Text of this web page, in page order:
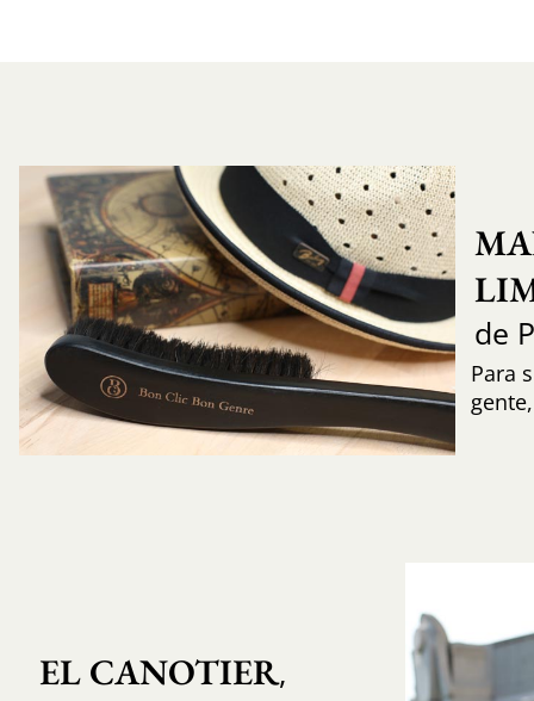
de
Para
EL CANOTIER,